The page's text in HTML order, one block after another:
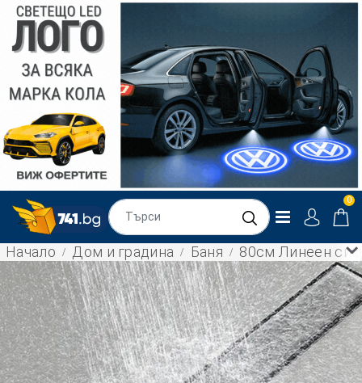
0
Начало Дом и градина Баня 80см Линеен